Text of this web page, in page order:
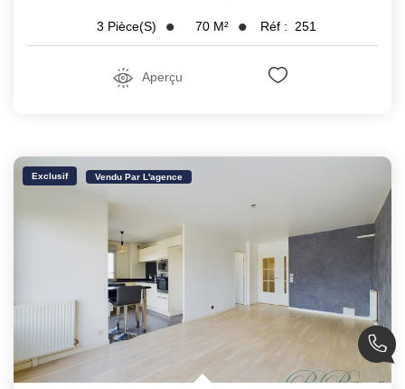
3 Pièce(s) 70 M² Réf : 251
Aperçu
Exclusif Vendu Par L'agence